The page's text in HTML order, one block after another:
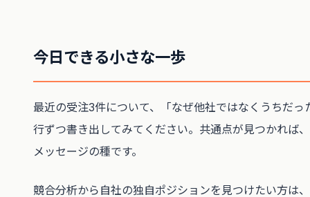
今日できる小さな一歩
最近の受注3件について、「なぜ他社ではなくうちだっ
行ずつ書き出してみてください。共通点が見つかれば
メッセージの種です。
競合分析から自社の独自ポジションを見つけたい方は